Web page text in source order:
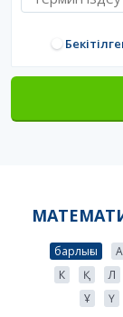
барлығы А
К
Қ Л
Ұ
Ү